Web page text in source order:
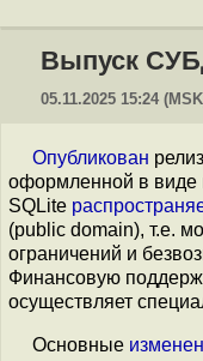
Выпуск
05.11.2025 15:24
Опубликован релиз
оформленной в виде
SQLite
(public domain), т.е.
ограничений и
Финансовую
осуществляет
Основные